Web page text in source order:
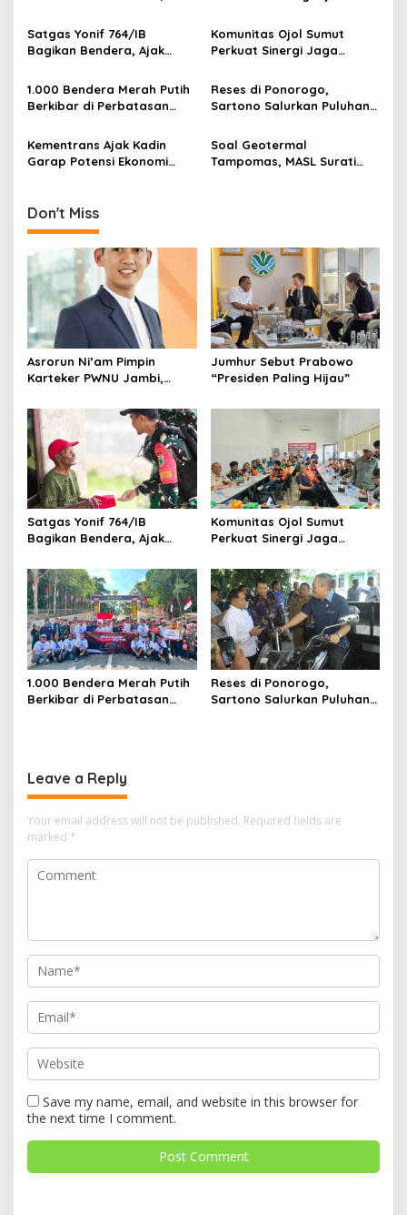
a
i
o
n
Muda Visioner untuk Abad
Kedua NU
Satgas Yonif 764/IB
Bagikan Bendera, Ajak
HUT RI
Komunitas Ojol Sumut
Perkuat Sinergi Jaga
1.000 Bendera Merah Putih
Berkibar di Perbatasan
Reses di Ponorogo,
Sartono Salurkan Puluhan
Kementrans Ajak Kadin
Garap Potensi Ekonomi
Soal Geotermal
Tampomas, MASL Surati
Don't Miss
Asrorun Ni’am Pimpin
Karteker PWNU Jambi,
Muda Visioner untuk Abad
Kedua NU
Jumhur Sebut Prabowo
“Presiden Paling Hijau”
Satgas Yonif 764/IB
Bagikan Bendera, Ajak
HUT RI
Komunitas Ojol Sumut
Perkuat Sinergi Jaga
1.000 Bendera Merah Putih
Berkibar di Perbatasan
Reses di Ponorogo,
Sartono Salurkan Puluhan
Leave a Reply
Your email address will not be published. Required fields are
marked *
Save my name, email, and website in this browser for
the next time I comment.